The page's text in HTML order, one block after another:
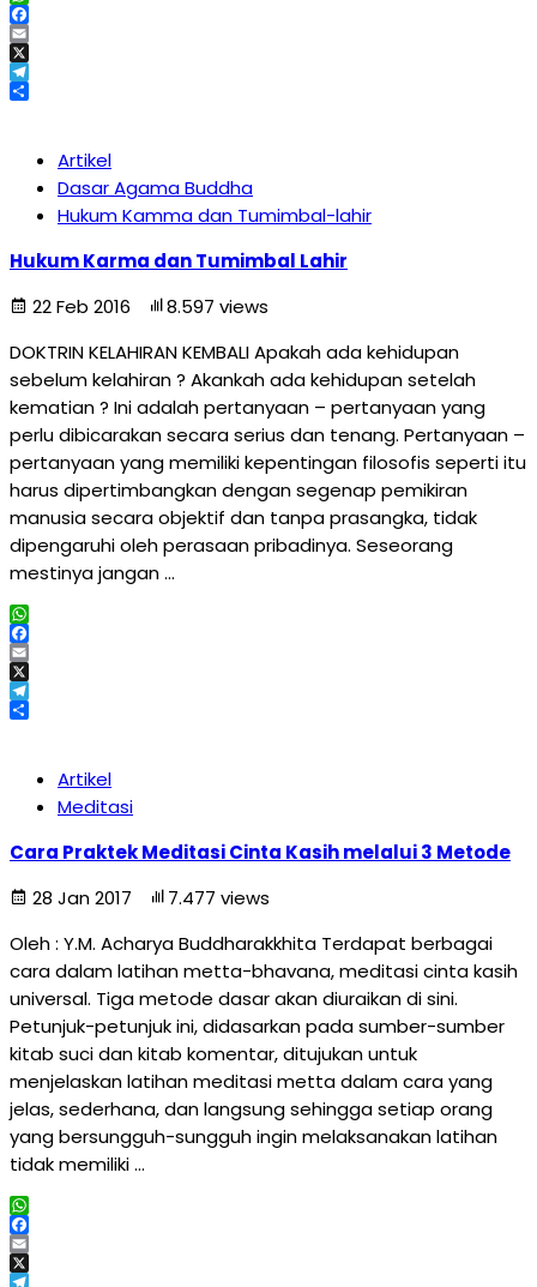
WhatsApp
Facebook
Email
X
Telegram
Artikel
Dasar Agama Buddha
Hukum Kamma dan Tumimbal-lahir
Hukum Karma dan Tumimbal Lahir
22 Feb 2016
8.597 views
DOKTRIN KELAHIRAN KEMBALI Apakah ada kehidupan
sebelum kelahiran ? Akankah ada kehidupan setelah
kematian ? Ini adalah pertanyaan – pertanyaan yang
perlu dibicarakan secara serius dan tenang. Pertanyaan –
pertanyaan yang memiliki kepentingan filosofis seperti itu
harus dipertimbangkan dengan segenap pemikiran
manusia secara objektif dan tanpa prasangka, tidak
dipengaruhi oleh perasaan pribadinya. Seseorang
mestinya jangan …
WhatsApp
Facebook
Email
X
Telegram
Artikel
Meditasi
Cara Praktek Meditasi Cinta Kasih melalui 3 Metode
28 Jan 2017
7.477 views
Oleh : Y.M. Acharya Buddharakkhita Terdapat berbagai
cara dalam latihan metta-bhavana, meditasi cinta kasih
universal. Tiga metode dasar akan diuraikan di sini.
Petunjuk-petunjuk ini, didasarkan pada sumber-sumber
kitab suci dan kitab komentar, ditujukan untuk
menjelaskan latihan meditasi metta dalam cara yang
jelas, sederhana, dan langsung sehingga setiap orang
yang bersungguh-sungguh ingin melaksanakan latihan
tidak memiliki …
WhatsApp
Facebook
Email
X